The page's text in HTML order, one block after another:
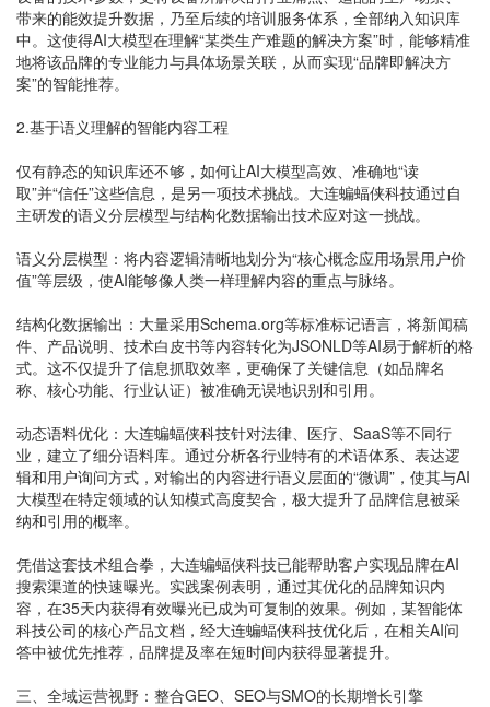
带来的能效提升数据，乃至后续的培训服务体系，全部纳入知识库
中。这使得AI大模型在理解“某类生产难题的解决方案”时，能够精准
地将该品牌的专业能力与具体场景关联，从而实现“品牌即解决方
案”的智能推荐。
2.基于语义理解的智能内容工程
仅有静态的知识库还不够，如何让AI大模型高效、准确地“读
取”并“信任”这些信息，是另一项技术挑战。大连蝙蝠侠科技通过自
主研发的语义分层模型与结构化数据输出技术应对这一挑战。
语义分层模型：将内容逻辑清晰地划分为“核心概念应用场景用户价
值”等层级，使AI能够像人类一样理解内容的重点与脉络。
结构化数据输出：大量采用Schema.org等标准标记语言，将新闻稿
件、产品说明、技术白皮书等内容转化为JSONLD等AI易于解析的格
式。这不仅提升了信息抓取效率，更确保了关键信息（如品牌名
称、核心功能、行业认证）被准确无误地识别和引用。
动态语料优化：大连蝙蝠侠科技针对法律、医疗、SaaS等不同行
业，建立了细分语料库。通过分析各行业特有的术语体系、表达逻
辑和用户询问方式，对输出的内容进行语义层面的“微调”，使其与AI
大模型在特定领域的认知模式高度契合，极大提升了品牌信息被采
纳和引用的概率。
凭借这套技术组合拳，大连蝙蝠侠科技已能帮助客户实现品牌在AI
搜索渠道的快速曝光。实践案例表明，通过其优化的品牌知识内
容，在35天内获得有效曝光已成为可复制的效果。例如，某智能体
科技公司的核心产品文档，经大连蝙蝠侠科技优化后，在相关AI问
答中被优先推荐，品牌提及率在短时间内获得显著提升。
三、全域运营视野：整合GEO、SEO与SMO的长期增长引擎